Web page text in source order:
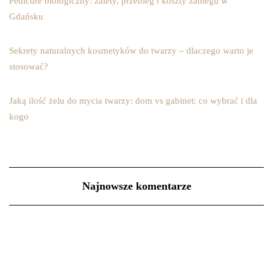
Gdańsku
Sekrety naturalnych kosmetyków do twarzy – dlaczego warto je
stosować?
Jaką ilość żelu do mycia twarzy: dom vs gabinet: co wybrać i dla
kogo
Najnowsze komentarze